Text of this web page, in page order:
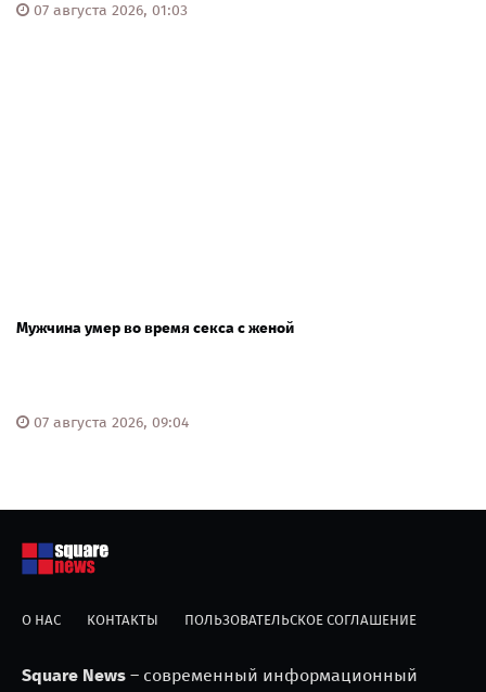
07 августа 2026, 01:03
Мужчина умер во время секса с женой
07 августа 2026, 09:04
О НАС КОНТАКТЫ ПОЛЬЗОВАТЕЛЬСКОЕ СОГЛАШЕНИЕ
Square News – современный информационный